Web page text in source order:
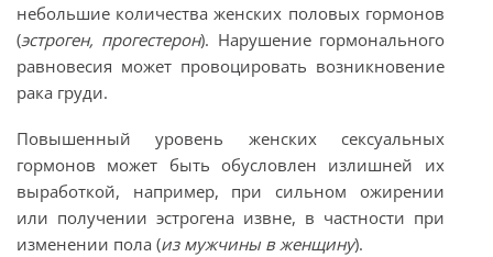
небольшие количества женских половых гормонов
(эстроген, прогестерон). Нарушение гормонального
равновесия может провоцировать возникновение
рака груди.
Повышенный уровень женских сексуальных
гормонов может быть обусловлен излишней их
выработкой, например, при сильном ожирении
или получении эстрогена извне, в частности при
изменении пола (из мужчины в женщину).